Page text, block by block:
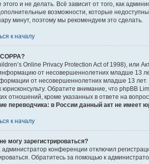
и не делать. Всё зависит от того, как
возможности, которые
минут, поэтому мы рекомендуем это сделать.
к началу
Online Privacy Protection Act of 1998), или
от несовершеннолетних младше 13
от несовершеннолетних младше 13 лет.
Обратите внимание, что phpBB
отношений, кроме указанных в ответе на
переводчика: в России данный акт не имеет
к началу
могу зарегистрироваться?
конференции отключил
Обратитесь за помощью к